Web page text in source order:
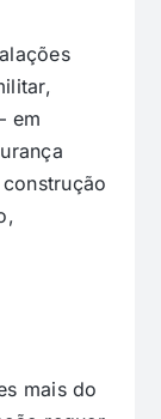
em
mais do